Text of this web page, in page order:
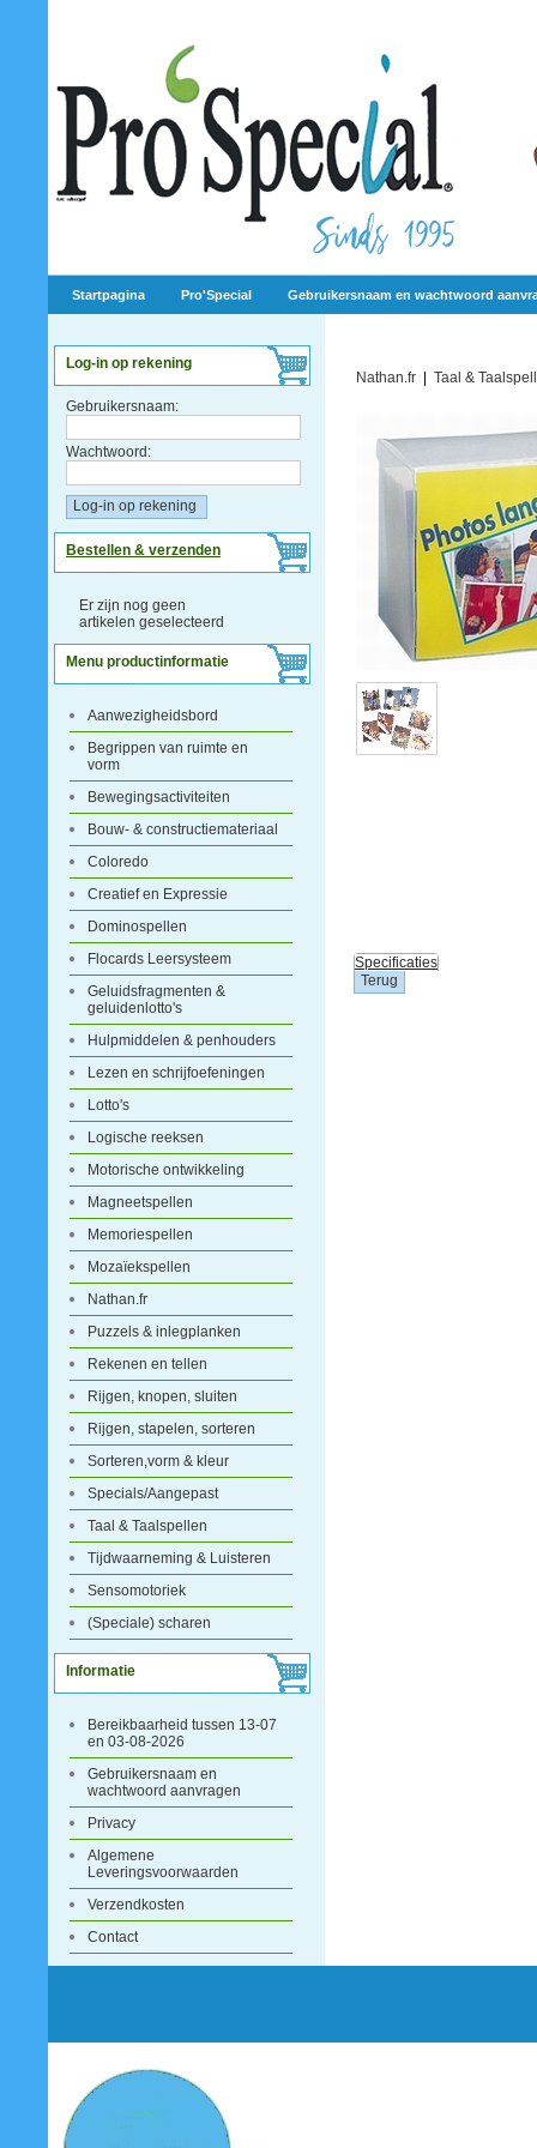
Startpagina Pro'Special Gebruikersnaam en wachtwoord
Log-in op rekening
Gebruikersnaam:
Wachtwoord:
Bestellen & verzenden
Er zijn nog geen
artikelen geselecteerd
Menu productinformatie
Aanwezigheidsbord
Begrippen van ruimte en
vorm
Bewegingsactiviteiten
Bouw- & constructiemateriaal
Coloredo
Creatief en Expressie
Dominospellen
Flocards Leersysteem
Geluidsfragmenten &
geluidenlotto's
Hulpmiddelen & penhouders
Lezen en schrijfoefeningen
Lotto's
Logische reeksen
Motorische ontwikkeling
Magneetspellen
Memoriespellen
Mozaïekspellen
Nathan.fr
Puzzels & inlegplanken
Rekenen en tellen
Rijgen, knopen, sluiten
Rijgen, stapelen, sorteren
Sorteren,vorm & kleur
Specials/Aangepast
Taal & Taalspellen
Tijdwaarneming & Luisteren
Sensomotoriek
(Speciale) scharen
Informatie
Bereikbaarheid tussen 13-07
en 03-08-2026
Gebruikersnaam en
wachtwoord aanvragen
Privacy
Algemene
Leveringsvoorwaarden
Verzendkosten
Contact
Nathan.fr Taal &
Specificaties